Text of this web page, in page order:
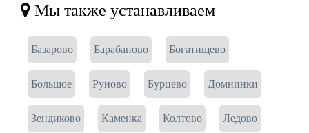
Мы также устанавливаем
Базарово Барабаново Богатищево
Большое Руново Бурцево Домнинки
Зендиково Каменка Колтово Ледово